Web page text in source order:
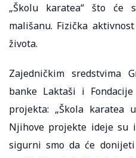
„Školu karatea“ što će
mališanu. Fizička
života.
Zajedničkim sredstvima
banke Laktaši i
projekta: „Škola karatea
Njihove projekte ideje su
sigurni smo da će